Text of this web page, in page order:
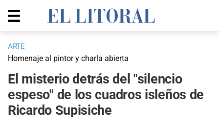
ARTE
Homenaje al pintor y charla abierta
El misterio detrás del "silencio
espeso" de los cuadros isleños de
Ricardo Supisiche